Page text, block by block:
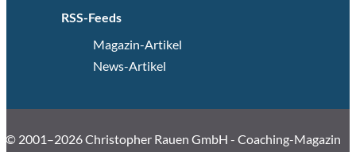
RSS-Feeds
Magazin-Artikel
News-Artikel
© 2001–2026 Christopher Rauen GmbH - Coaching-Magazin